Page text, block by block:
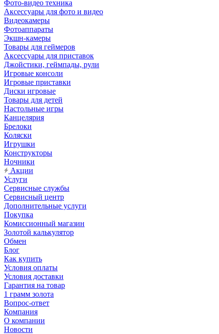
Фото-видео техника
Аксессуары для фото и видео
Видеокамеры
Фотоаппараты
Экшн-камеры
Товары для геймеров
Аксессуары для приставок
Джойстики, геймпады, рули
Игровые консоли
Игровые приставки
Диски игровые
Товары для детей
Настольные игры
Канцелярия
Брелоки
Коляски
Игрушки
Конструкторы
Ночники
Акции
Услуги
Сервисные службы
Сервисный центр
Дополнительные услуги
Покупка
Комиссионный магазин
Золотой калькулятор
Обмен
Блог
Как купить
Условия оплаты
Условия доставки
Гарантия на товар
1 грамм золота
Вопрос-ответ
Компания
О компании
Новости